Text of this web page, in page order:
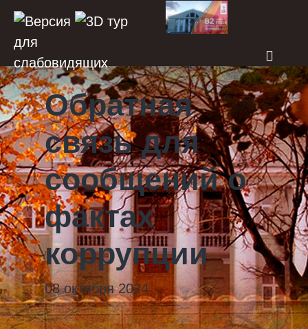
Обратная
связь для
сообщений о
фактах
коррупции
08 октября 2024